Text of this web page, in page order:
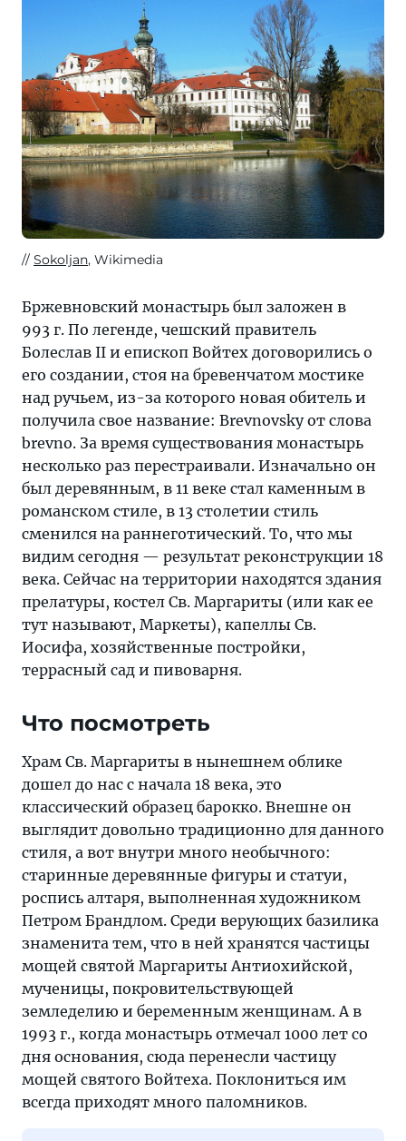
Sokoljan, Wikimedia
Бржевновский монастырь был заложен в
993 г. По легенде, чешский правитель
Болеслав II и епископ Войтех договорились о
его создании, стоя на бревенчатом мостике
над ручьем, из-за которого новая обитель и
получила свое название: Brevnovsky от слова
brevno. За время существования монастырь
несколько раз перестраивали. Изначально он
был деревянным, в 11 веке стал каменным в
романском стиле, в 13 столетии стиль
сменился на раннеготический. То, что мы
видим сегодня — результат реконструкции 18
века. Сейчас на территории находятся здания
прелатуры, костел Св. Маргариты (или как ее
тут называют, Маркеты), капеллы Св.
Иосифа, хозяйственные постройки,
террасный сад и пивоварня.
Что посмотреть
Храм Св. Маргариты в нынешнем облике
дошел до нас с начала 18 века, это
классический образец барокко. Внешне он
выглядит довольно традиционно для данного
стиля, а вот внутри много необычного:
старинные деревянные фигуры и статуи,
роспись алтаря, выполненная художником
Петром Брандлом. Среди верующих базилика
знаменита тем, что в ней хранятся частицы
мощей святой Маргариты Антиохийской,
мученицы, покровительствующей
земледелию и беременным женщинам. А в
1993 г., когда монастырь отмечал 1000 лет со
дня основания, сюда перенесли частицу
мощей святого Войтеха. Поклониться им
всегда приходят много паломников.